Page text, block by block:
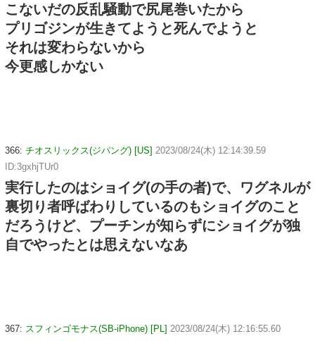
こないだの反乱騒動で尻尾巻いたから
プリゴジンが生きてようと死んでようと
それは変わらないから
今更感しかない
366: チオスリックス(ジパング) [US] 2023/08/24(木) 12:14:39.59
ID:3gxhjTUr0
実行したのはショイグ(の手の者)で、ワグネルが
裏切り者呼ばわりしているのもショイグのこと
だろうけど、プーチンが知らずにショイグが独
自でやったとは思えないなあ
367: スフィンゴモナス(SB-iPhone) [PL] 2023/08/24(木) 12:16:55.60